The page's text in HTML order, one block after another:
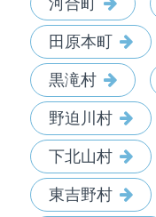
田原本町
黒滝村
野迫川村
下北山村
東吉野村